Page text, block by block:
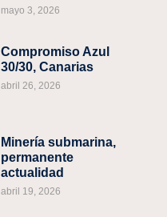
mayo 3, 2026
Compromiso Azul
30/30, Canarias
abril 26, 2026
Minería submarina,
permanente
actualidad
abril 19, 2026